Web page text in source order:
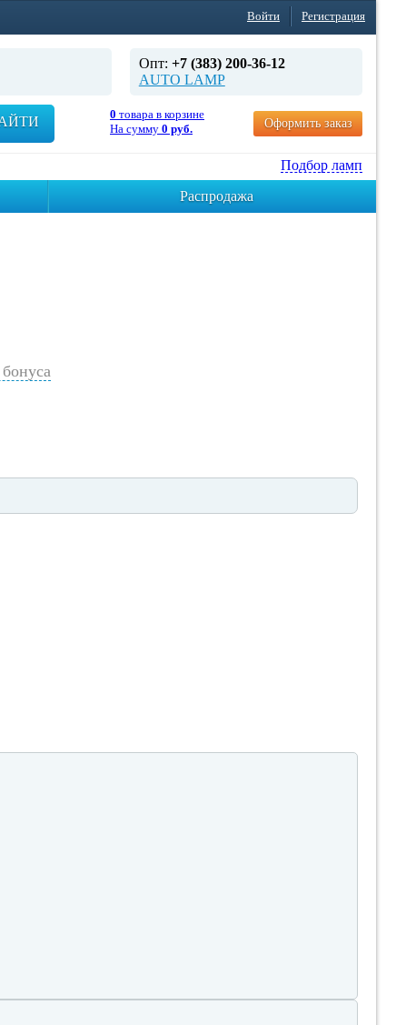
Войти Регистрация
Опт: +7 (383) 200-36-12
AUTO LAMP
0 товара в корзине
На сумму 0 руб. Оформить заказ
Подбор ламп
Распродажа
бонуса